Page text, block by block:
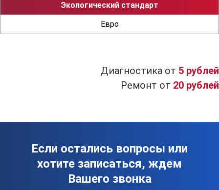
Экологический стандарт
Евро
Диагностика от 5 рублей
Ремонт от 20 рублей
Если остались вопросы или
хотите записаться, ждем
Вашего звонка